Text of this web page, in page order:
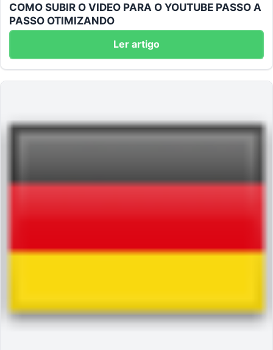
COMO SUBIR O VIDEO PARA O YOUTUBE PASSO A
PASSO OTIMIZANDO
Ler artigo